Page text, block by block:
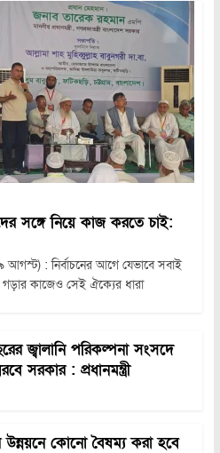
সঙ্গে নিয়ে কাজ করতে চাই:
আগস্ট) : নির্বাচনের আগে যেভাবে সবাই
কাজেও সেই ঐক্যের ধারা
জ্বালানি পরিকল্পনা সংসদে
সরকার : প্রধানমন্ত্রী
উন্নয়নে কোনো বৈষম্য করা হবে